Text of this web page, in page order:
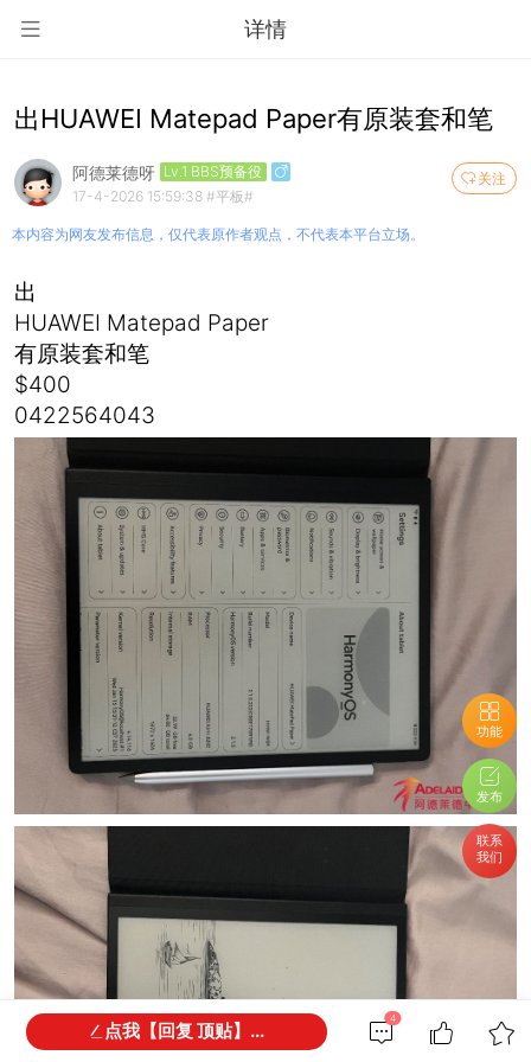
详情
功能
发布
联系
我们
出HUAWEI Matepad Paper有原装套和笔
关注
阿德莱德呀 Lv.1 BBS预备役
17-4-2026 15:59:38 #平板#
本内容为网友发布信息，仅代表原作者观点，不代表本平台立场。
出
HUAWEI Matepad Paper
有原装套和笔
$400
0422564043
4
点我【回复 顶贴】...